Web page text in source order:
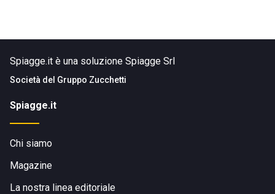
Spiagge.it è una soluzione Spiagge Srl
Società del Gruppo Zucchetti
Spiagge.it
Chi siamo
Magazine
La nostra linea editoriale